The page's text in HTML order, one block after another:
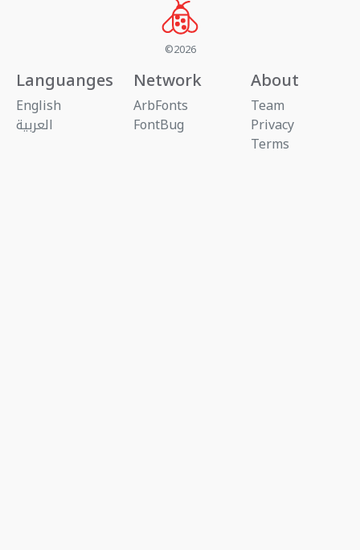
©2026
Languanges
English
العربية
Network
ArbFonts
FontBug
About
Team
Privacy
Terms